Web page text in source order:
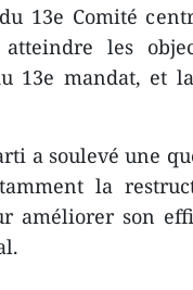
13e Comité
les
13e mandat, et
a soulevé une
la
améliorer son